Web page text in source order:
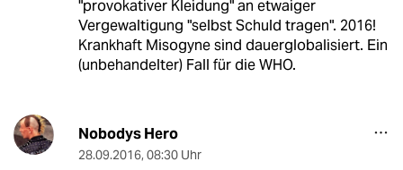
"provokativer Kleidung" an etwaiger
Vergewaltigung "selbst Schuld tragen". 2016!
Krankhaft Misogyne sind dauerglobalisiert. Ein
(unbehandelter) Fall für die WHO.
Nobodys Hero
28.09.2016, 08:30 Uhr